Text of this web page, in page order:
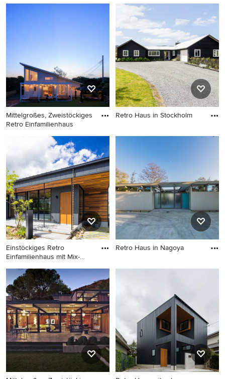
Kleines, Zweistöckiges Retro
Großes Mid-Century
Reihenhaus mit
Backsteinfassade, oranger
Fassadenfarbe, Satteldach,
Ziegeldach und rotem Dach
in Lyon
Mittelgroßes, Zweistöckiges
Retro Einfamilienhaus
Mittelgroßes, Zweistöckiges
Retro Einfamilienhaus mit
Mix-Fassade, weißer
Fassadenfarbe, Pultdach und
Blechdach in Sonstige
Retro Haus in Stockholm
Einstöckiges Retro
Einfamilienhaus mit Mix-
Einstöckiges Retro
Einfamilienhaus mit Mix-
Fassade, schwarzer
Fassadenfarbe, Flachdach,
Blechdach, schwarzem Dach
und Wandpaneelen in
Sonstige
Retro Haus in Nagoya